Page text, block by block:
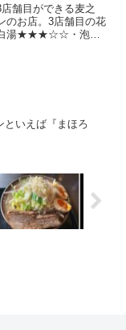
舗目ができる麦之
のお店。3店舗目の花
白湯★★★☆☆・泡白
といえば『まほろ